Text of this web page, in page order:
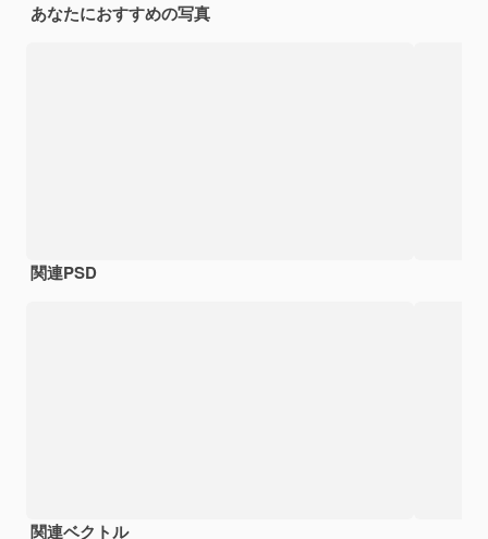
あなたにおすすめの写真
関連PSD
関連ベクトル